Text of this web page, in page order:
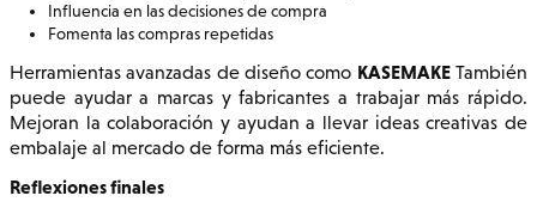
Influencia en las decisiones de compra
Fomenta las compras repetidas
Herramientas avanzadas de diseño como KASEMAKETambién
puede ayudar a marcas y fabricantes a trabajar más rápido.
Mejoran la colaboración y ayudan a llevar ideas creativas de
embalaje al mercado de forma más eficiente.
Reflexiones finales